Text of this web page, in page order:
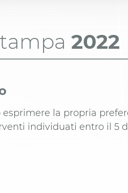
2022
la propria
individuati entro il 5